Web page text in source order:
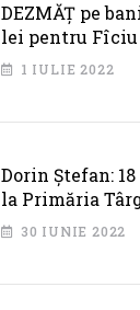
DEZMĂȚ pe
lei pentru Fîciu
primarul
1 IULIE 2022
Dorin Ștefan:
la Primăria
AXA BRÂNCUȘI
30 IUNIE 2022